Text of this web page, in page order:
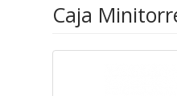
Caja